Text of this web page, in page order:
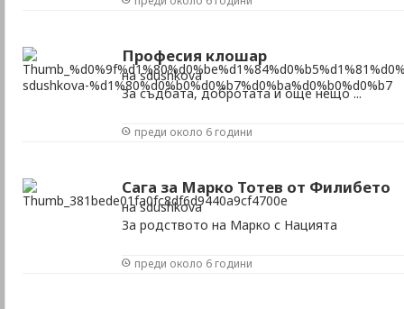
Професия клошар
на sdushkova
За съдбата, добротата и още нещо ...
преди около 6 години
Сага за Марко Тотев от Филибето
на sdushkova
За родството на Марко с Нацията
преди около 6 години